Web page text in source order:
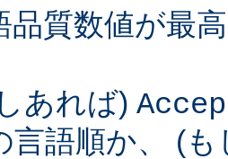
品質数値が最
あれば)
言語順か、 (